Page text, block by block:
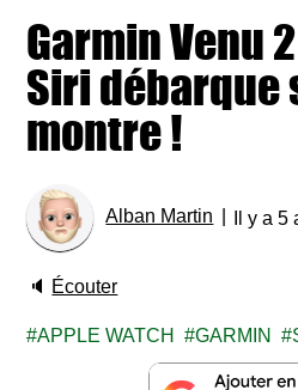
Garmin Venu
Siri débarque
montre !
Alban Martin Il y a 5
🔈 Écouter
APPLE WATCH GARMIN